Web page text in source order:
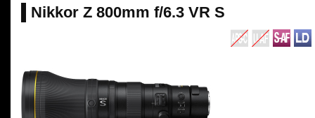
Nikkor Z 800mm f/6.3 VR S